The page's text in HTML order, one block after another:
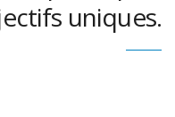
uniques.